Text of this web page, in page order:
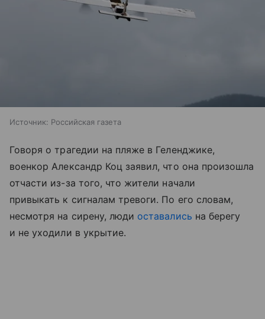
Источник: Российская газета
Говоря о трагедии на пляже в Геленджике,
военкор Александр Коц заявил, что она произошла
отчасти из-за того, что жители начали
привыкать к сигналам тревоги. По его словам,
несмотря на сирену, люди оставались на берегу
и не уходили в укрытие.